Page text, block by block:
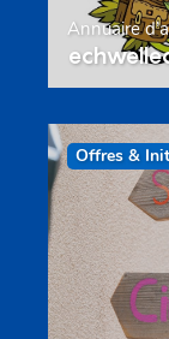
Annuaire
Offres &